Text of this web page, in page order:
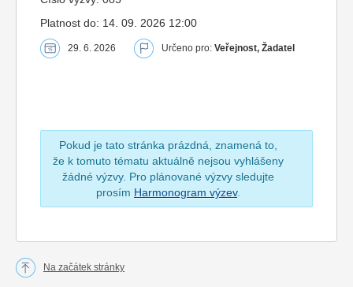
Platnost do: 14. 09. 2026 12:00
29. 6. 2026 Určeno pro: Veřejnost, Žadatel
Pokud je tato stránka prázdná, znamená to,
že k tomuto tématu aktuálně nejsou vyhlášeny
žádné výzvy. Pro plánované výzvy sledujte
prosím Harmonogram výzev.
Na začátek stránky